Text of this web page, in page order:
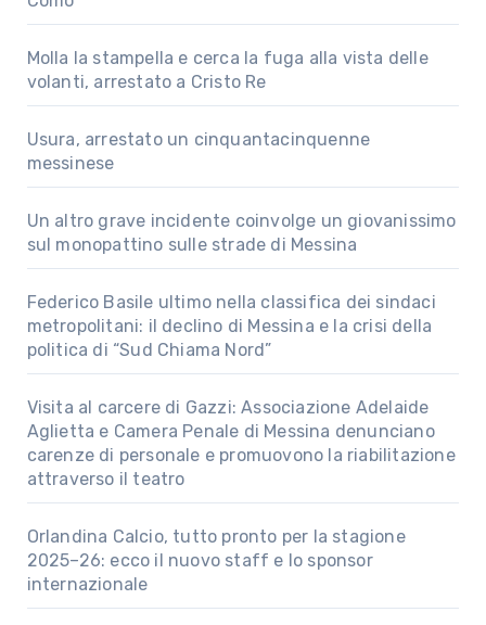
Molla la stampella e cerca la fuga alla vista delle
volanti, arrestato a Cristo Re
Usura, arrestato un cinquantacinquenne
messinese
Un altro grave incidente coinvolge un giovanissimo
sul monopattino sulle strade di Messina
Federico Basile ultimo nella classifica dei sindaci
metropolitani: il declino di Messina e la crisi della
politica di “Sud Chiama Nord”
Visita al carcere di Gazzi: Associazione Adelaide
Aglietta e Camera Penale di Messina denunciano
carenze di personale e promuovono la riabilitazione
attraverso il teatro
Orlandina Calcio, tutto pronto per la stagione
2025–26: ecco il nuovo staff e lo sponsor
internazionale